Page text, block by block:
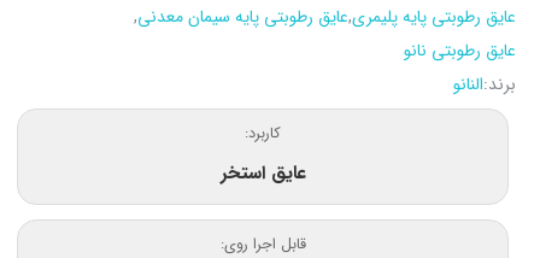
عایق رطوبتی پایه پلیمری,عایق رطوبتی پایه سیمان معدنی,
عایق رطوبتی نانو
برند:النانو
کاربرد:
عایق استخر
قابل اجرا روی: